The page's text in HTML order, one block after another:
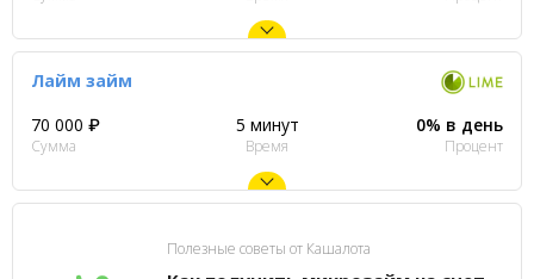
Лайм займ
70 000 ₽
Сумма
5 минут
Время
0% в день
Процент
Полезные советы от Кашалота